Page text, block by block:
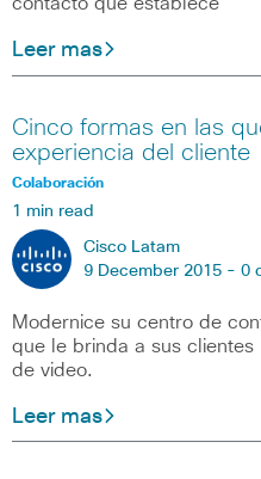
Leer mas
Cinco formas en las
experiencia del cliente
Colaboración
1 min read
Cisco Latam
9 December 2015 - 0
Modernice su centro de
que le brinda a sus
de video.
Leer mas